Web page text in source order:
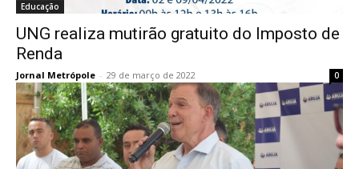
Educação
UNG realiza mutirão gratuito do Imposto de
Renda
Jornal Metrópole - 29 de março de 2022 0